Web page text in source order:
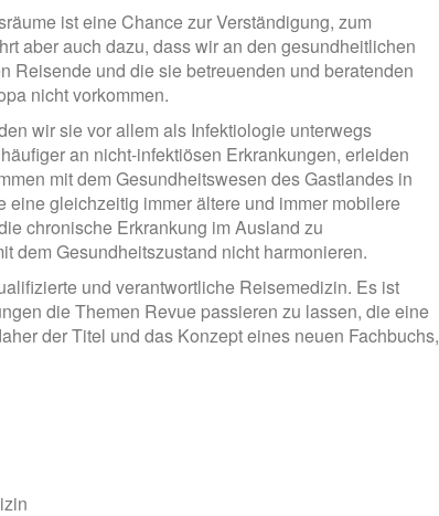
ist eine Chance zur Verständigung, zum
aber auch dazu, dass wir an den gesundheitlichen
Reisende und die sie betreuenden und beratenden
nicht vorkommen.
wir sie vor allem als Infektiologie unterwegs
an nicht-infektiösen Erkrankungen, erleiden
mit dem Gesundheitswesen des Gastlandes in
gleichzeitig immer ältere und immer mobilere
chronische Erkrankung im Ausland zu
dem Gesundheitszustand nicht harmonieren.
und verantwortliche Reisemedizin. Es ist
die Themen Revue passieren zu lassen, die eine
der Titel und das Konzept eines neuen Fachbuchs,